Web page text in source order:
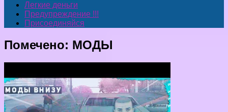
Легкие деньги
Предупреждение !!!
Присоединяйся
Помечено: МОДЫ